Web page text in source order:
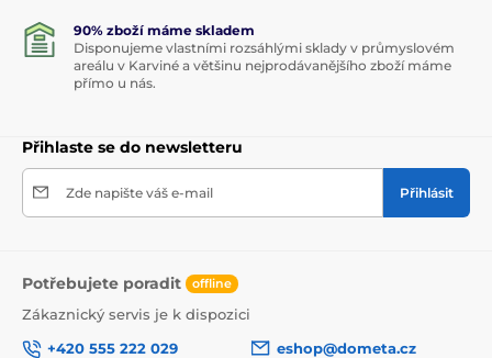
90% zboží máme skladem
Disponujeme vlastními rozsáhlými sklady v průmyslovém
areálu v Karviné a většinu nejprodávanějšího zboží máme
přímo u nás.
Přihlaste se do newsletteru
Zde napište váš e-mail Přihlásit
Potřebujete poradit offline
Zákaznický servis je k dispozici
+420 555 222 029
eshop@dometa.cz